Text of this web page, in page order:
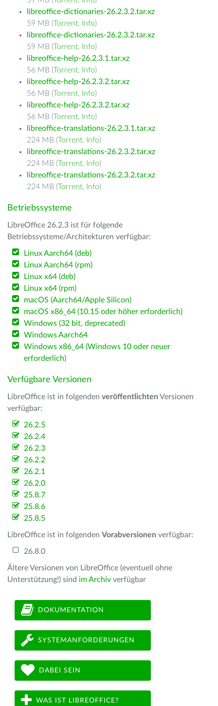
libreoffice-dictionaries-26.2.3.2.tar.xz
59 MB (Torrent, Info)
libreoffice-dictionaries-26.2.3.2.tar.xz
59 MB (Torrent, Info)
libreoffice-help-26.2.3.1.tar.xz
56 MB (Torrent, Info)
libreoffice-help-26.2.3.2.tar.xz
56 MB (Torrent, Info)
libreoffice-help-26.2.3.2.tar.xz
56 MB (Torrent, Info)
libreoffice-translations-26.2.3.1.tar.xz
224 MB (Torrent, Info)
libreoffice-translations-26.2.3.2.tar.xz
224 MB (Torrent, Info)
libreoffice-translations-26.2.3.2.tar.xz
224 MB (Torrent, Info)
Betriebssysteme
LibreOffice 26.2.3 ist für folgende
Betriebssysteme/Architekturen verfügbar:
Linux Aarch64 (deb)
Linux Aarch64 (rpm)
Linux x64 (deb)
Linux x64 (rpm)
macOS (Aarch64/Apple Silicon)
macOS x86_64 (10.15 oder höher erforderlich)
Windows (32 bit, deprecated)
Windows Aarch64
Windows x86_64 (Windows 10 oder neuer
erforderlich)
Verfügbare Versionen
LibreOffice ist in folgenden veröffentlichten Versionen
verfügbar:
26.2.5
26.2.4
26.2.3
26.2.2
26.2.1
26.2.0
25.8.7
25.8.6
25.8.5
LibreOffice ist in folgenden Vorabversionen verfügbar:
26.8.0
Ältere Versionen von LibreOffice (eventuell ohne
Unterstützung!) sind im Archiv verfügbar
DOKUMENTATION
SYSTEMANFORDERUNGEN
DABEI SEIN
WAS IST LIBREOFFICE?